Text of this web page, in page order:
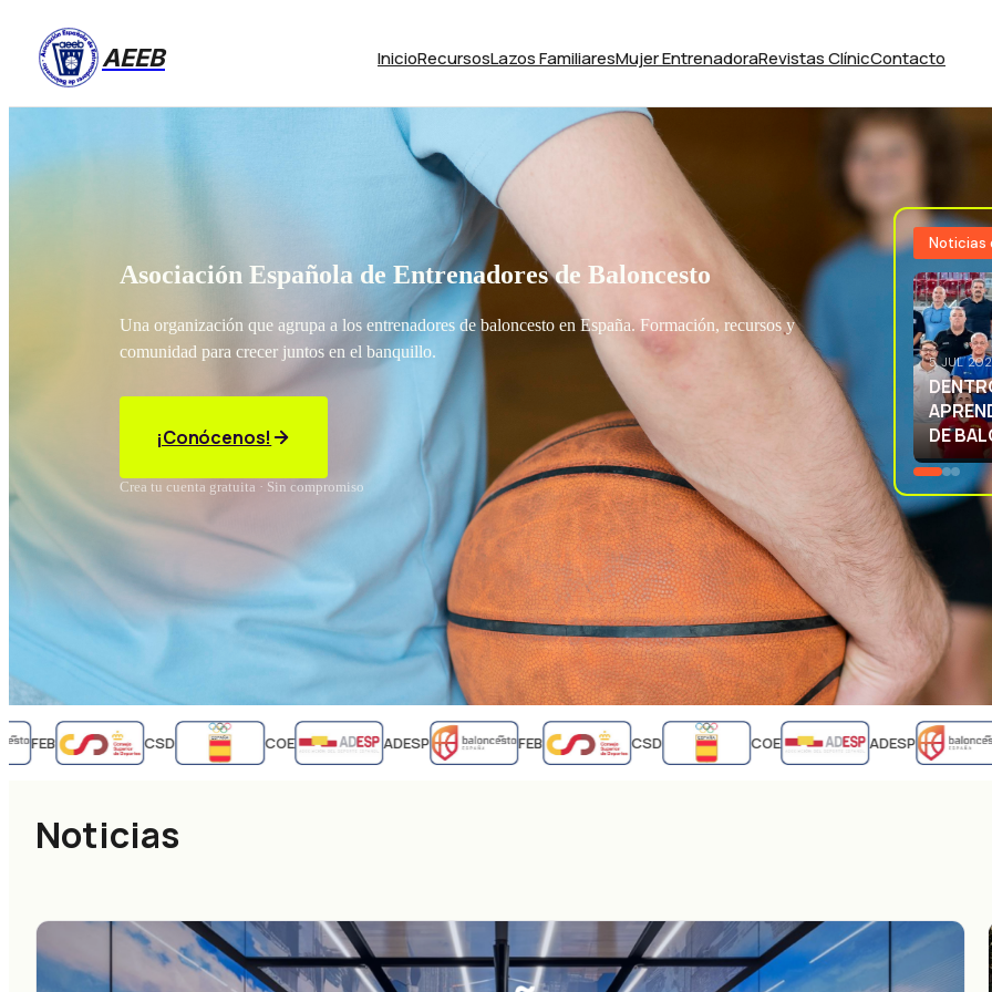
AEEB InicioRecursosLazos FamiliaresMujer EntrenadoraRevistas ClínicContacto
Asociación Española de Entrenadores de Baloncesto
Una organización que agrupa a los entrenadores de baloncesto en España. Formación, recursos y
comunidad para crecer juntos en el banquillo.
¡Conócenos!
Crea tu cuenta gratuita · Sin compromiso
Noticias
3 JUL
LA
FEB CSD COE ADESP FEB CSD COE ADESP
Noticias